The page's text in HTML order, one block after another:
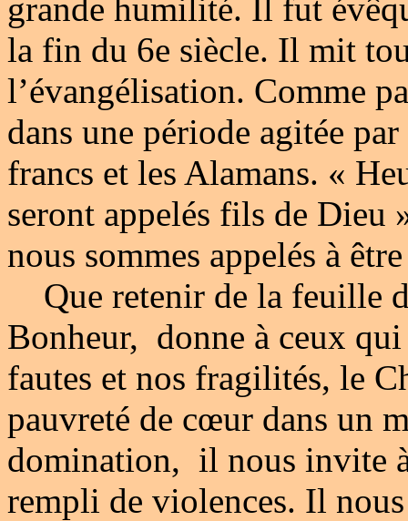
grande humilité. Il fut
la fin du 6e siècle. Il mit
l’évangélisation. Comme
dans une période agitée
francs et les Alamans. «
seront appelés fils de Dieu
nous sommes appelés à
Que retenir de la feuille
Bonheur, donne à ceux
fautes et nos fragilités, le
pauvreté de cœur dans un
domination, il nous invite
rempli de violences. Il